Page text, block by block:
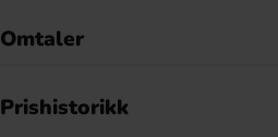
Omtaler
Prishistorikk